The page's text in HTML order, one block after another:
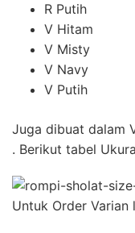
R Putih
V Hitam
V Misty
V Navy
V Putih
Juga dibuat dalam
. Berikut tabel
Untuk Order Varian